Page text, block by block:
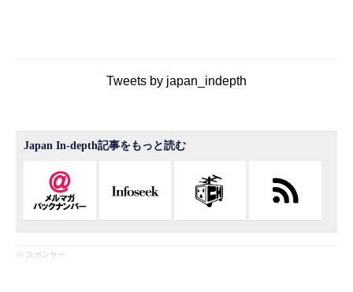
Tweets by japan_indepth
Japan In-depth記事をもっと読む
※ スポンサー